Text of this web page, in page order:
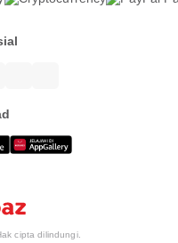
cipta dilindungi.